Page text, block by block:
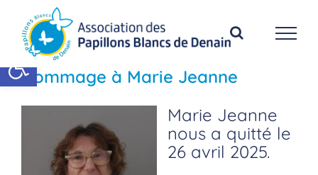
Ouvrir la barre d’outils
contenu
Hommage à Marie Jeanne
Marie Jeanne
nous a quitté le
26 avril 2025.